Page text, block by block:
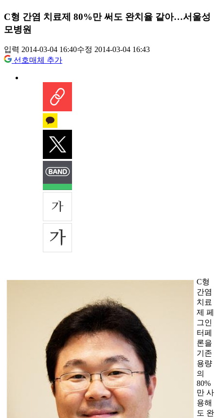
C형 간염 치료제 80%만 써도 완치율 같아…서울성
모병원
입력 2014-03-04 16:40수정 2014-03-04 16:43
선호매체 추가
C형
간염
치료
제 페
그인
터페
론을
기존
용량
의
80%
만 사
용해
도 완